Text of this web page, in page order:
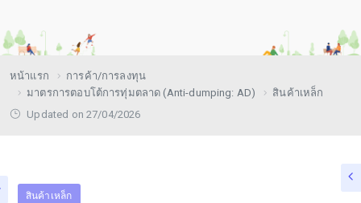
หน้าแรก
การค้า/การลงทุน
มาตรการตอบโต้การทุ่มตลาด (Anti-dumping: AD)
สินค้าเหล็ก
Updated on 27/04/2026
สินค้าเหล็ก